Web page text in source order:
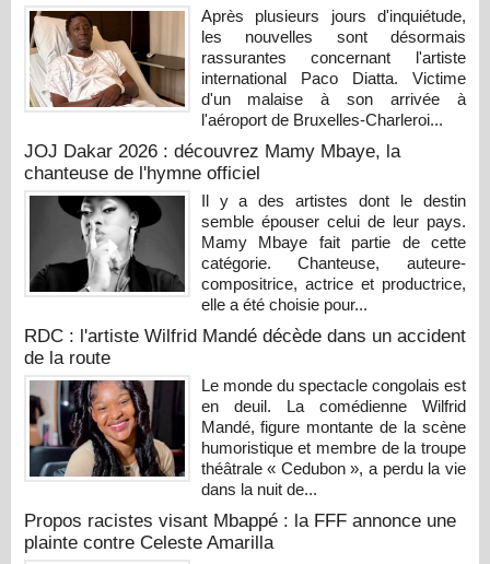
Après plusieurs jours d'inquiétude,
les nouvelles sont désormais
rassurantes concernant l'artiste
international Paco Diatta. Victime
d'un malaise à son arrivée à
l'aéroport de Bruxelles-Charleroi...
JOJ Dakar 2026 : découvrez Mamy Mbaye, la
chanteuse de l'hymne officiel
Il y a des artistes dont le destin
semble épouser celui de leur pays.
Mamy Mbaye fait partie de cette
catégorie. Chanteuse, auteure-
compositrice, actrice et productrice,
elle a été choisie pour...
RDC : l'artiste Wilfrid Mandé décède dans un accident
de la route
Le monde du spectacle congolais est
en deuil. La comédienne Wilfrid
Mandé, figure montante de la scène
humoristique et membre de la troupe
théâtrale « Cedubon », a perdu la vie
dans la nuit de...
Propos racistes visant Mbappé : la FFF annonce une
plainte contre Celeste Amarilla